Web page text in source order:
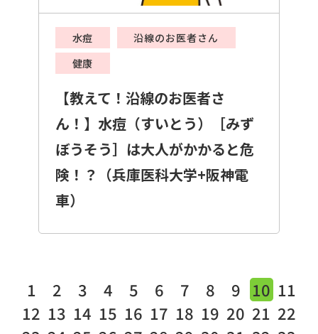
水痘
沿線のお医者さん
健康
【教えて！沿線のお医者さ
ん！】水痘（すいとう）［みず
ぼうそう］は大人がかかると危
険！？（兵庫医科大学+阪神電
車）
1 2 3 4 5 6 7 8 9 10 11
12 13 14 15 16 17 18 19 20 21 22